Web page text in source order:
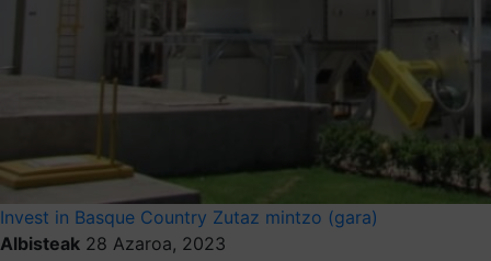
Invest in Basque Country Zutaz mintzo (gara)
Albisteak 28 Azaroa, 2023